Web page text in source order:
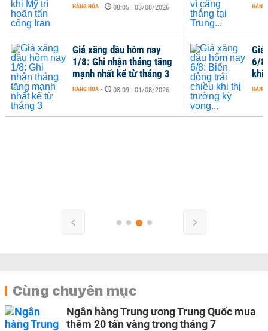
Giá
6/
khi
HÀNG
HÀNG HÓA - 08:05 | 03/08/2026
Giá xăng dầu hôm nay
1/8: Ghi nhận tháng tăng
mạnh nhất kể từ tháng 3
HÀNG HÓA - 08:09 | 01/08/2026
HÀNG
Cùng chuyên mục
Ngân hàng Trung ương Trung Quốc mua
thêm 20 tấn vàng trong tháng 7